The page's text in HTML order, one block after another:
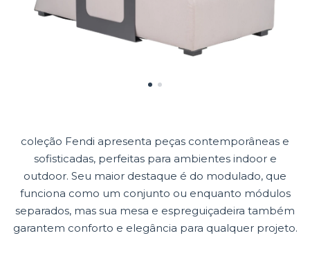
coleção Fendi apresenta peças contemporâneas e
sofisticadas, perfeitas para ambientes indoor e
outdoor. Seu maior destaque é do modulado, que
funciona como um conjunto ou enquanto módulos
separados, mas sua mesa e espreguiçadeira também
garantem conforto e elegância para qualquer projeto.